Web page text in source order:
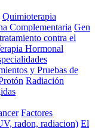
Quimioterapia
Complementaria Gen
contra el
Hormonal
y Pruebas de
Radiación
Factores
radon, radiacion) El